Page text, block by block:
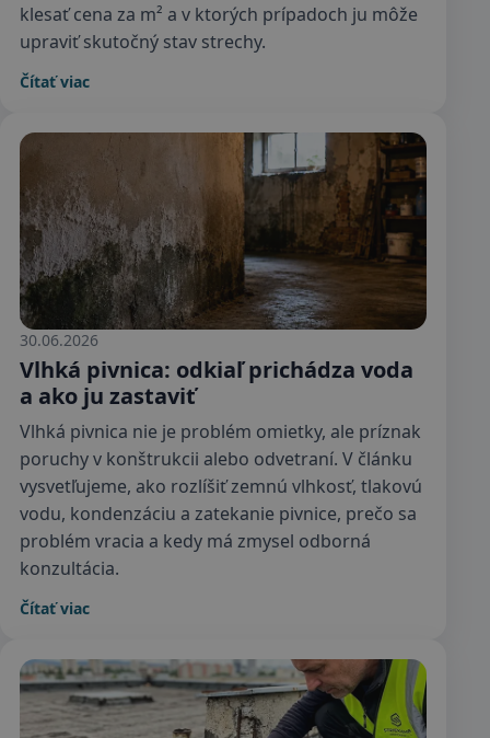
klesať cena za m² a v ktorých prípadoch ju môže
upraviť skutočný stav strechy.
Čítať viac
30.06.2026
Vlhká pivnica: odkiaľ prichádza voda
a ako ju zastaviť
Vlhká pivnica nie je problém omietky, ale príznak
poruchy v konštrukcii alebo odvetraní. V článku
vysvetľujeme, ako rozlíšiť zemnú vlhkosť, tlakovú
vodu, kondenzáciu a zatekanie pivnice, prečo sa
problém vracia a kedy má zmysel odborná
konzultácia.
Čítať viac